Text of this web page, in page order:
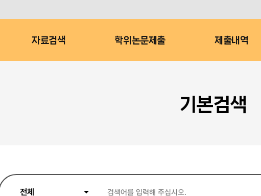
자료검색 학위논문제출 제출내역
기본검색